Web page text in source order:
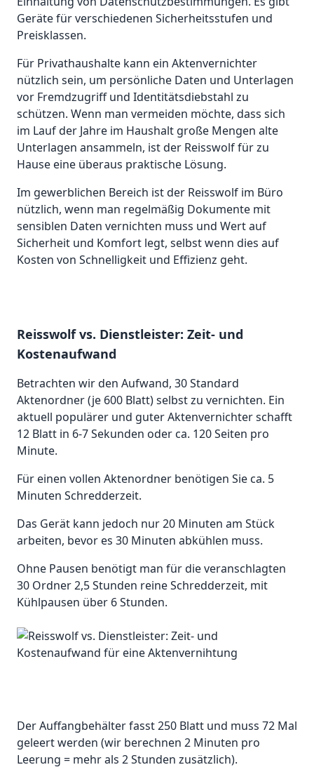
Geräte für verschiedenen Sicherheitsstufen und
Preisklassen.
Für Privathaushalte kann ein Aktenvernichter
nützlich sein, um persönliche Daten und Unterlagen
vor Fremdzugriff und Identitätsdiebstahl zu
schützen. Wenn man vermeiden möchte, dass sich
im Lauf der Jahre im Haushalt große Mengen alte
Unterlagen ansammeln, ist der Reisswolf für zu
Hause eine überaus praktische Lösung.
Im gewerblichen Bereich ist der Reisswolf im Büro
nützlich, wenn man regelmäßig Dokumente mit
sensiblen Daten vernichten muss und Wert auf
Sicherheit und Komfort legt, selbst wenn dies auf
Kosten von Schnelligkeit und Effizienz geht.
Reisswolf vs. Dienstleister: Zeit- und
Kostenaufwand
Betrachten wir den Aufwand, 30 Standard
Aktenordner (je 600 Blatt) selbst zu vernichten. Ein
aktuell populärer und guter Aktenvernichter schafft
12 Blatt in 6-7 Sekunden oder ca. 120 Seiten pro
Minute.
Für einen vollen Aktenordner benötigen Sie ca. 5
Minuten Schredderzeit.
Das Gerät kann jedoch nur 20 Minuten am Stück
arbeiten, bevor es 30 Minuten abkühlen muss.
Ohne Pausen benötigt man für die veranschlagten
30 Ordner 2,5 Stunden reine Schredderzeit, mit
Kühlpausen über 6 Stunden.
Der Auffangbehälter fasst 250 Blatt und muss 72 Mal
geleert werden (wir berechnen 2 Minuten pro
Leerung = mehr als 2 Stunden zusätzlich).